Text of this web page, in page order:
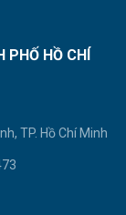
HỒ CHÍ
TP. Hồ Chí Minh